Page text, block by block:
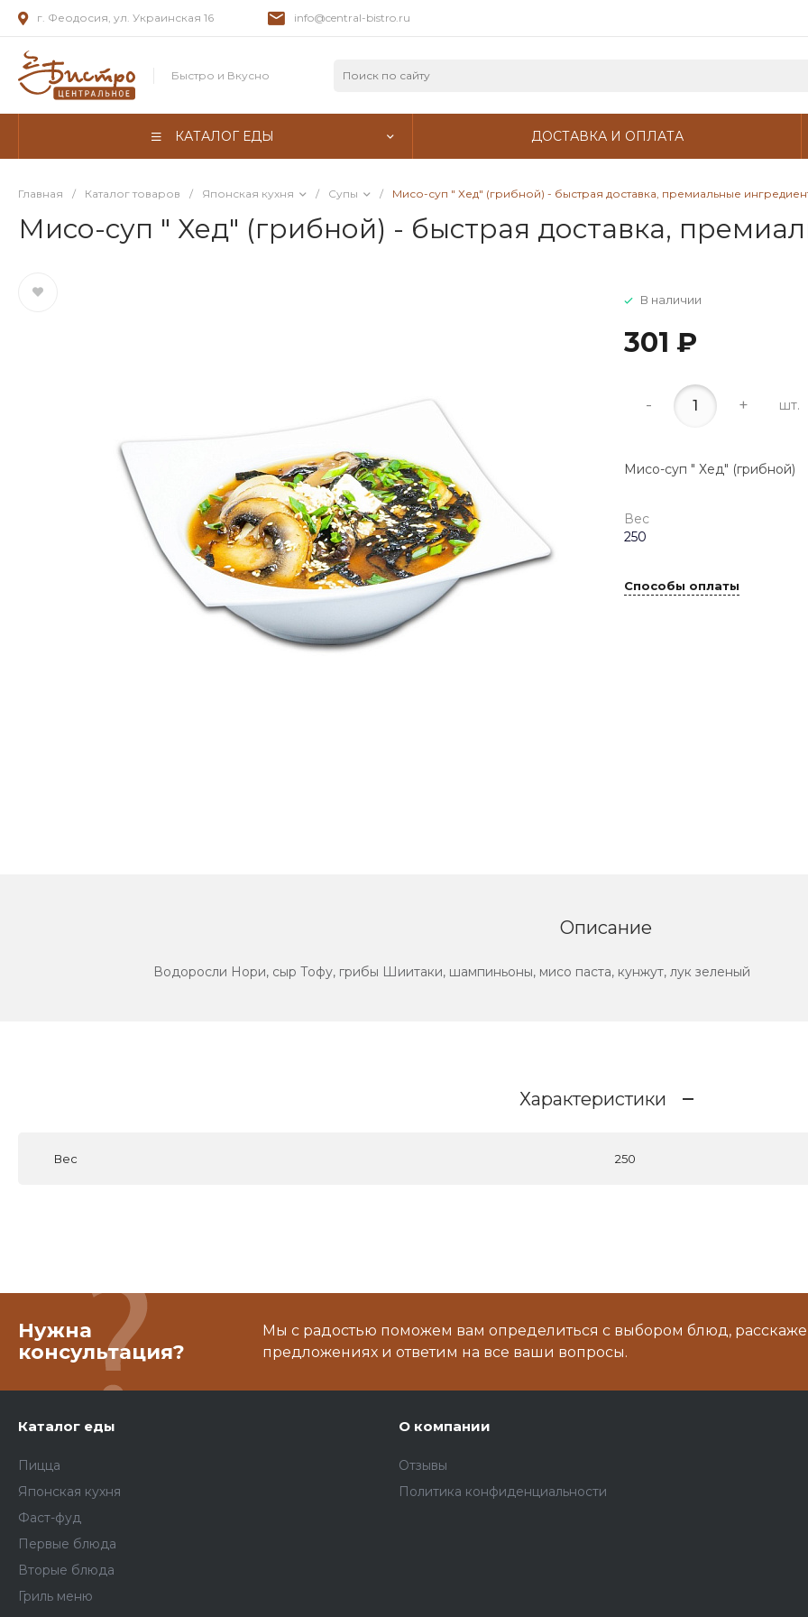
г. Феодосия, ул. Украинская 16 info@central-bistro.ru
Быстро и Вкусно
КАТАЛОГ ЕДЫ ДОСТАВКА И ОПЛАТА
Главная / Каталог товаров / Японская кухня / Супы / Мисо-суп " Хед" (грибной) - быстрая доставка, премиальные
Мисо-суп " Хед" (грибной) - быстрая доставка,
В наличии
301 ₽
- + шт.
Мисо-суп " Хед" (грибной)
Вес
250
Способы оплаты
Описание
Водоросли Нори, сыр Тофу, грибы Шиитаки, шампиньоны, мисо паста, кунжут, лук зеленый
Характеристики
Вес 250
Нужна
консультация?
Мы с радостью поможем вам определиться с выбором блюд,
предложениях и ответим на все ваши вопросы.
Каталог еды
Пицца
Японская кухня
Фаст-фуд
Первые блюда
Вторые блюда
Гриль меню
О компании
Отзывы
Политика конфиденциальности